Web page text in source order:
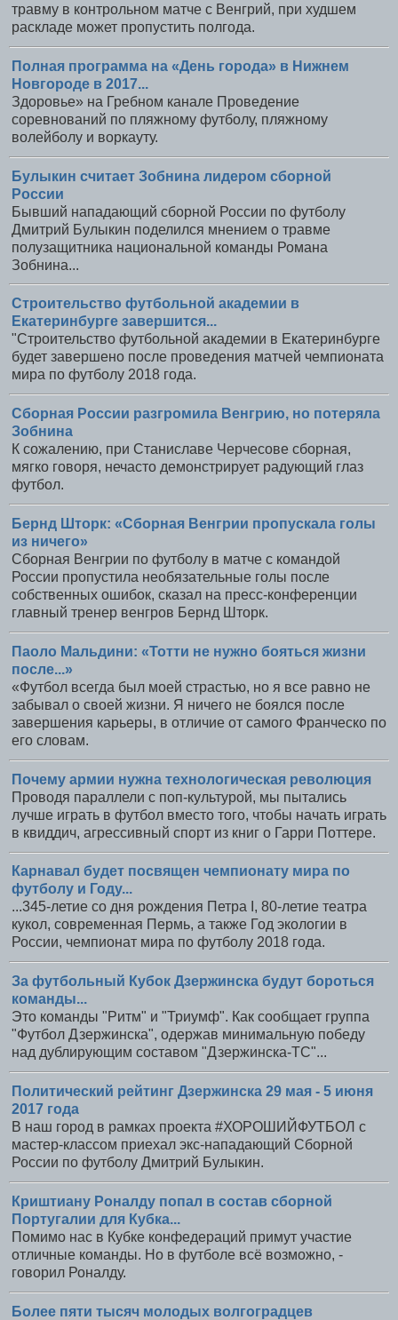
травму в контрольном матче с Венгрий, при худшем
раскладе может пропустить полгода.
Полная программа на «День города» в Нижнем
Новгороде в 2017...
Здоровье» на Гребном канале Проведение
соревнований по пляжному футболу, пляжному
волейболу и воркауту.
Булыкин считает Зобнина лидером сборной
России
Бывший нападающий сборной России по футболу
Дмитрий Булыкин поделился мнением о травме
полузащитника национальной команды Романа
Зобнина...
Строительство футбольной академии в
Екатеринбурге завершится...
"Строительство футбольной академии в Екатеринбурге
будет завершено после проведения матчей чемпионата
мира по футболу 2018 года.
Сборная России разгромила Венгрию, но потеряла
Зобнина
К сожалению, при Станиславе Черчесове сборная,
мягко говоря, нечасто демонстрирует радующий глаз
футбол.
Бернд Шторк: «Сборная Венгрии пропускала голы
из ничего»
Сборная Венгрии по футболу в матче с командой
России пропустила необязательные голы после
собственных ошибок, сказал на пресс-конференции
главный тренер венгров Бернд Шторк.
Паоло Мальдини: «Тотти не нужно бояться жизни
после...»
«Футбол всегда был моей страстью, но я все равно не
забывал о своей жизни. Я ничего не боялся после
завершения карьеры, в отличие от самого Франческо по
его словам.
Почему армии нужна технологическая революция
Проводя параллели с поп-культурой, мы пытались
лучше играть в футбол вместо того, чтобы начать играть
в квиддич, агрессивный спорт из книг о Гарри Поттере.
Карнавал будет посвящен чемпионату мира по
футболу и Году...
...345-летие со дня рождения Петра I, 80-летие театра
кукол, современная Пермь, а также Год экологии в
России, чемпионат мира по футболу 2018 года.
За футбольный Кубок Дзержинска будут бороться
команды...
Это команды "Ритм" и "Триумф". Как сообщает группа
"Футбол Дзержинска", одержав минимальную победу
над дублирующим составом "Дзержинска-ТС"...
Политический рейтинг Дзержинска 29 мая - 5 июня
2017 года
В наш город в рамках проекта #ХОРОШИЙФУТБОЛ с
мастер-классом приехал экс-нападающий Сборной
России по футболу Дмитрий Булыкин.
Криштиану Роналду попал в состав сборной
Португалии для Кубка...
Помимо нас в Кубке конфедераций примут участие
отличные команды. Но в футболе всё возможно, -
говорил Роналду.
Более пяти тысяч молодых волгоградцев